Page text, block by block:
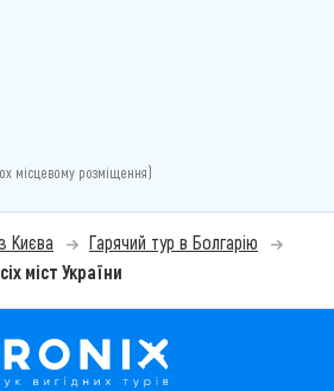
місцевому розміщення)
Києва
Гарячий тур в Болгарію
міст України